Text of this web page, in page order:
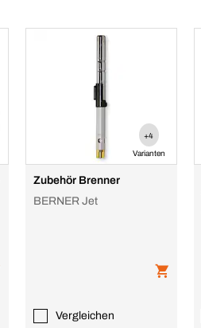
+4
Varianten
Zubehör Brenner
BERNER Jet
Vergleichen